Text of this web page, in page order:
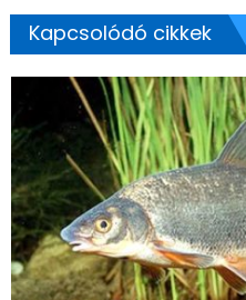
Kapcsolódó cikkek